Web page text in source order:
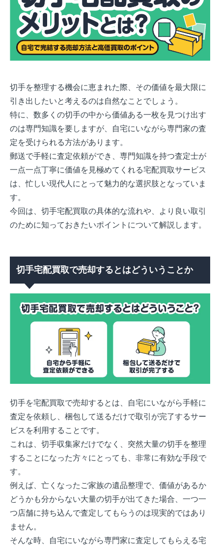
切手を整理する機会に恵まれた際、その価値を最大限に
引き出したいと考えるのは自然なことでしょう。
特に、数多くの切手の中から価値ある一枚を見つけ出す
のは専門知識を要しますが、自宅にいながら専門家の査
定を受けられる方法があります。
郵送で手軽に査定依頼ができ、専門知識を持つ査定士が
一点一点丁寧に価値を見極めてくれる宅配買取サービス
は、忙しい現代人にとって魅力的な選択肢となっていま
す。
今回は、切手宅配買取の具体的な流れや、より良い取引
のために知っておきたいポイントについて解説します。
切手宅配買取で売却するとはどういうことか
切手を宅配買取で売却するとは、自宅にいながら手軽に
査定を依頼し、梱包して送るだけで取引が完了するサー
ビスを利用することです。
これは、切手収集家だけでなく、突然大量の切手を整理
することになった方々にとっても、非常に有効な手段で
す。
例えば、亡くなったご家族の遺品整理で、価値があるか
どうかも分からない大量の切手が出てきた場合、一つ一
つ店舗に持ち込んで査定してもらうのは現実的ではあり
ません。
そんな時、自宅にいながら専門家に査定してもらえる宅